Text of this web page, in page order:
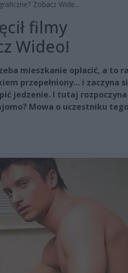
Zobacz Wide...
filmy
Wideo!
mieszkanie opłacić, a to
przepełniony… i zaczyna
jedzenie. I tutaj
Mowa o uczestniku